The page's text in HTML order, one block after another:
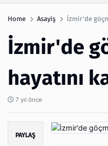
Home Asayiş İzmir'de
İzmir'de
hayatını
7 yıl önce
PAYLAŞ